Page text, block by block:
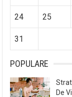
24 25
31
POPULARE
De